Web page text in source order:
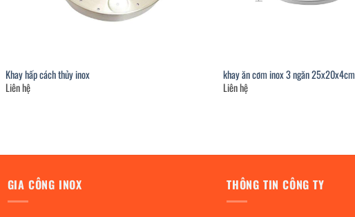
Khay hấp cách thủy inox
Liên hệ
khay ăn cơm inox 3 ngăn 25x20x4cm
Liên hệ
GIA CÔNG INOX THÔNG TIN CÔNG TY